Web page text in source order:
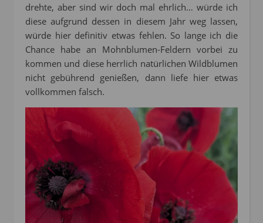
drehte, aber sind wir doch mal ehrlich… würde ich
diese aufgrund dessen in diesem Jahr weg lassen,
würde hier definitiv etwas fehlen. So lange ich die
Chance habe an Mohnblumen-Feldern vorbei zu
kommen und diese herrlich natürlichen Wildblumen
nicht gebührend genießen, dann liefe hier etwas
vollkommen falsch.